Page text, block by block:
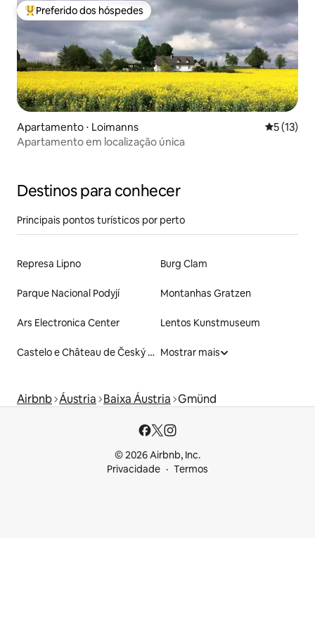
Entre os melhores preferidos dos hóspedes
Preferido dos hóspedes
Apartamento ⋅ Loimanns 5 de uma
5 (13)
Apartamento em localização única
Destinos para conhecer
Principais pontos turísticos por perto
Represa Lipno Burg Clam
Parque Nacional Podyjí Montanhas Gratzen
Ars Electronica Center Lentos Kunstmuseum
Castelo e Château de Český Krumlov Mostrar mais
Airbnb Áustria Baixa Áustria Gmünd
© 2026 Airbnb, Inc.
Privacidade
Termos